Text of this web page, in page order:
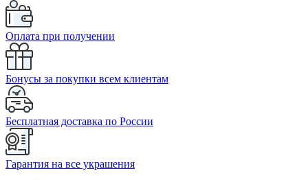
Оплата при получении
Бонусы за покупки всем клиентам
Бесплатная доставка по России
Гарантия на все украшения